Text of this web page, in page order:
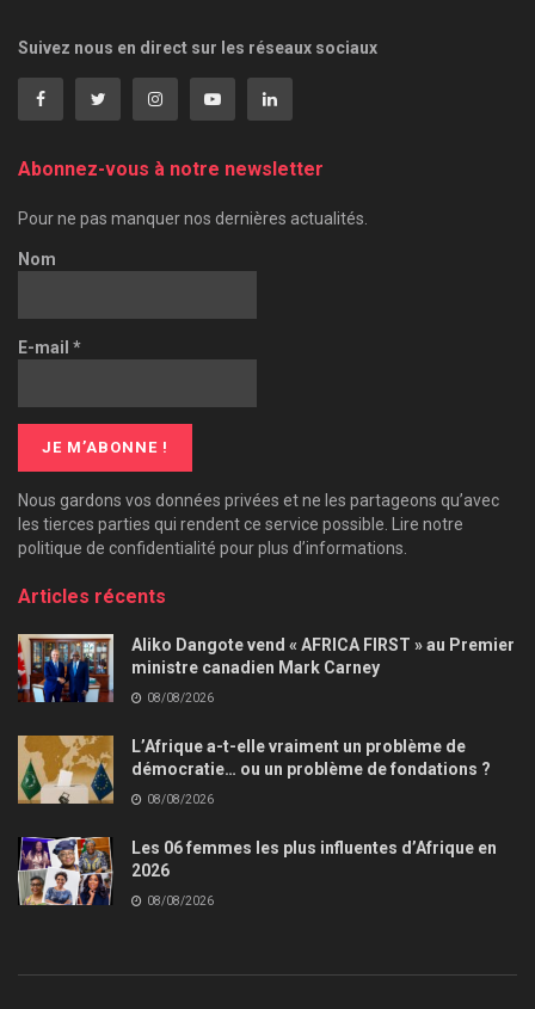
Suivez nous en direct sur les réseaux sociaux
Abonnez-vous à notre newsletter
Pour ne pas manquer nos dernières actualités.
Nom
E-mail *
Nous gardons vos données privées et ne les partageons qu’avec
les tierces parties qui rendent ce service possible. Lire notre
politique de confidentialité pour plus d’informations.
Articles récents
Aliko Dangote vend « AFRICA FIRST » au Premier
ministre canadien Mark Carney
08/08/2026
L’Afrique a-t-elle vraiment un problème de
démocratie… ou un problème de fondations ?
08/08/2026
Les 06 femmes les plus influentes d’Afrique en
2026
08/08/2026